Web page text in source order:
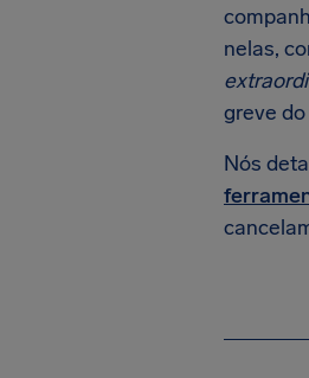
nelas,
greve
Nós